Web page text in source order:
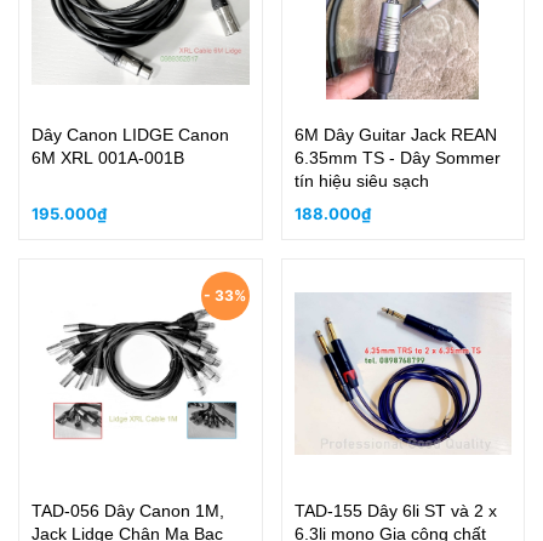
Dây Canon LIDGE Canon
6M XRL 001A-001B
195.000₫
6M Dây Guitar Jack REAN
6.35mm TS - Dây Sommer
tín hiệu siêu sạch
188.000₫
- 33%
TAD-056 Dây Canon 1M,
Jack Lidge Chân Mạ Bạc
TAD-155 Dây 6li ST và 2 x
6.3li mono Gia công chất